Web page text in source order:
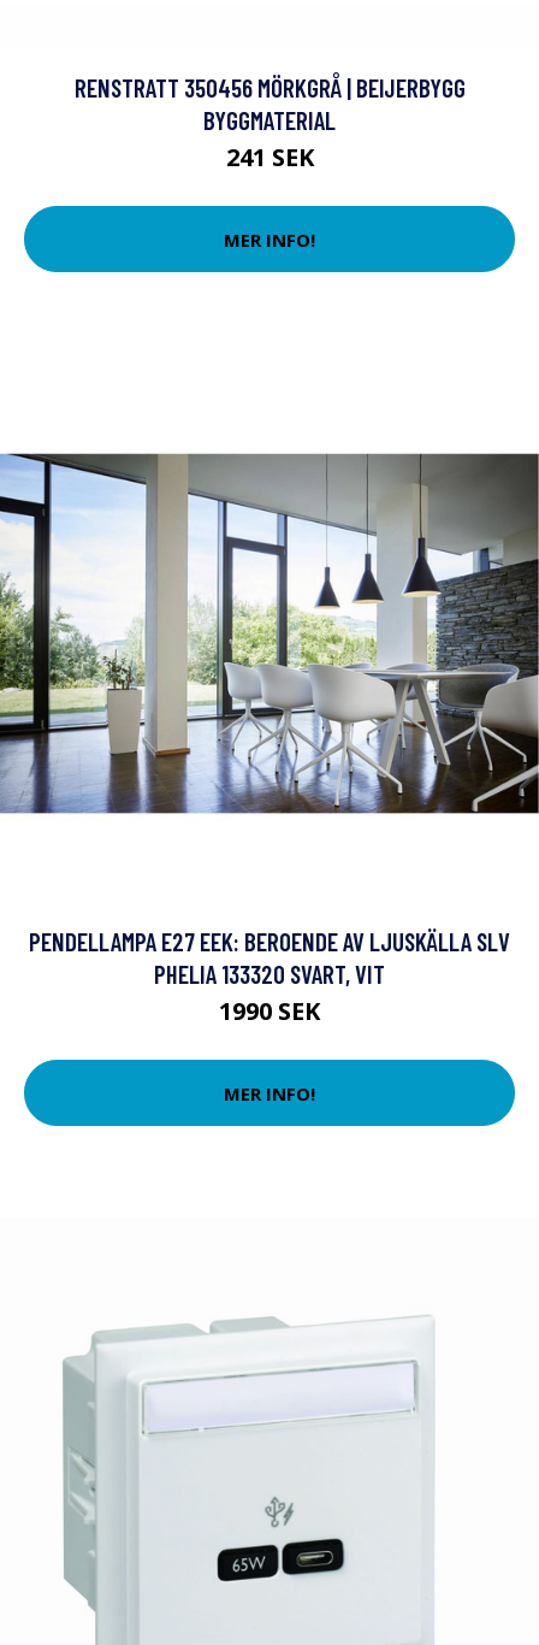
RENSTRATT 350456 MÖRKGRÅ | BEIJERBYGG
BYGGMATERIAL
241 SEK
MER INFO!
PENDELLAMPA E27 EEK: BEROENDE AV LJUSKÄLLA SLV
PHELIA 133320 SVART, VIT
1990 SEK
MER INFO!